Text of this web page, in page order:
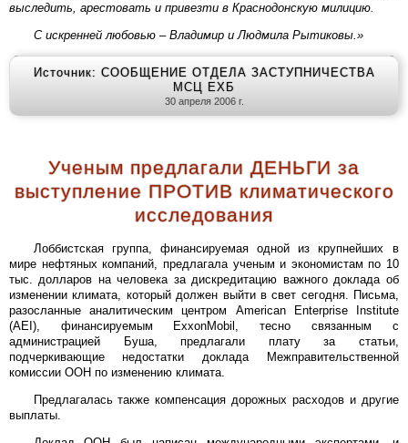
выследить, арестовать и привезти в Краснодонскую милицию.
С искренней любовью – Владимир и Людмила Рытиковы.»
Источник: СООБЩЕНИЕ ОТДЕЛА ЗАСТУПНИЧЕСТВА
МСЦ ЕХБ
30 апреля 2006 г.
Ученым предлагали ДЕНЬГИ за
выступление ПРОТИВ климатического
исследования
Лоббистская группа, финансируемая одной из крупнейших в
мире нефтяных компаний, предлагала ученым и экономистам по 10
тыс. долларов на человека за дискредитацию важного доклада об
изменении климата, который должен выйти в свет сегодня. Письма,
разосланные аналитическим центром American Enterprise Institute
(AEI), финансируемым ExxonMobil, тесно связанным с
администрацией Буша, предлагали плату за статьи,
подчеркивающие недостатки доклада Межправительственной
комиссии ООН по изменению климата.
Предлагалась также компенсация дорожных расходов и другие
выплаты.